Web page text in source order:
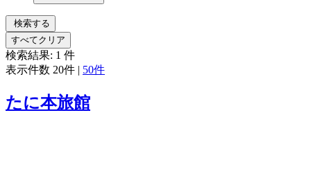
検索する
すべてクリア
検索結果: 1 件
表示件数 20件 | 50件
たに本旅館